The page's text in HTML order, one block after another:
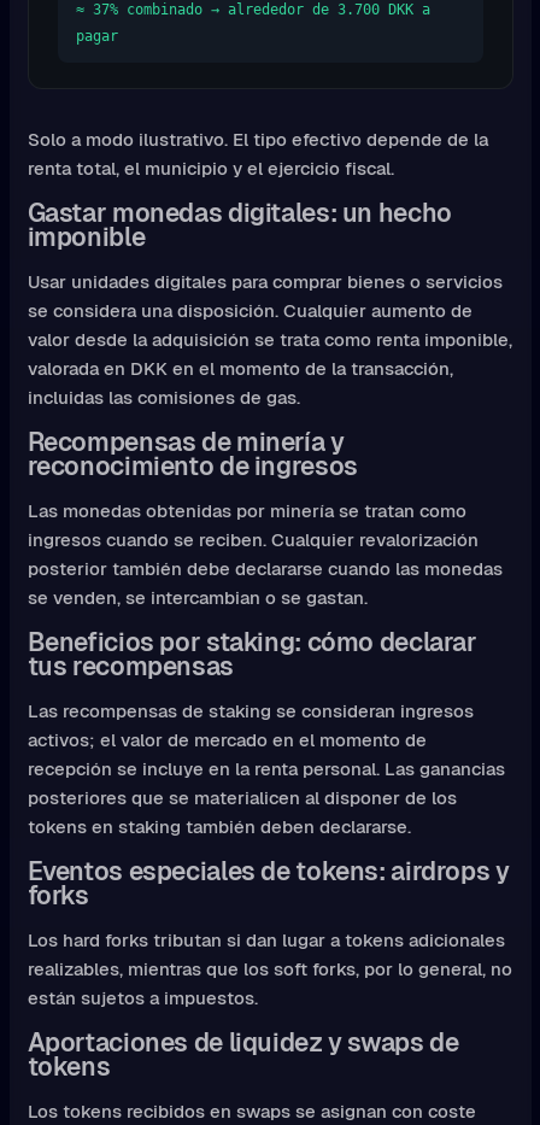
≈ 37% combinado → alrededor de 3.700 DKK a
pagar
Solo a modo ilustrativo. El tipo efectivo depende de la
renta total, el municipio y el ejercicio fiscal.
Gastar monedas digitales: un hecho
imponible
Usar unidades digitales para comprar bienes o servicios
se considera una disposición. Cualquier aumento de
valor desde la adquisición se trata como renta imponible,
valorada en DKK en el momento de la transacción,
incluidas las comisiones de gas.
Recompensas de minería y
reconocimiento de ingresos
Las monedas obtenidas por minería se tratan como
ingresos cuando se reciben. Cualquier revalorización
posterior también debe declararse cuando las monedas
se venden, se intercambian o se gastan.
Beneficios por staking: cómo declarar
tus recompensas
Las recompensas de staking se consideran ingresos
activos; el valor de mercado en el momento de
recepción se incluye en la renta personal. Las ganancias
posteriores que se materialicen al disponer de los
tokens en staking también deben declararse.
Eventos especiales de tokens: airdrops y
forks
Los hard forks tributan si dan lugar a tokens adicionales
realizables, mientras que los soft forks, por lo general, no
están sujetos a impuestos.
Aportaciones de liquidez y swaps de
tokens
Los tokens recibidos en swaps se asignan con coste